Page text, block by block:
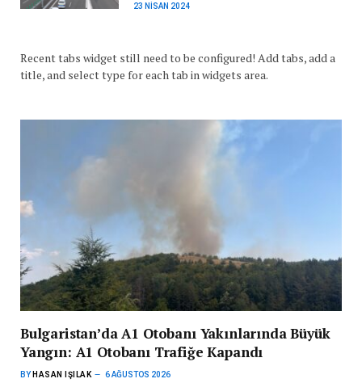
23 NISAN 2024
Recent tabs widget still need to be configured! Add tabs, add a
title, and select type for each tab in widgets area.
Bulgaristan’da A1 Otobanı Yakınlarında Büyük
Yangın: A1 Otobanı Trafiğe Kapandı
BY HASAN IŞILAK 6 AĞUSTOS 2026